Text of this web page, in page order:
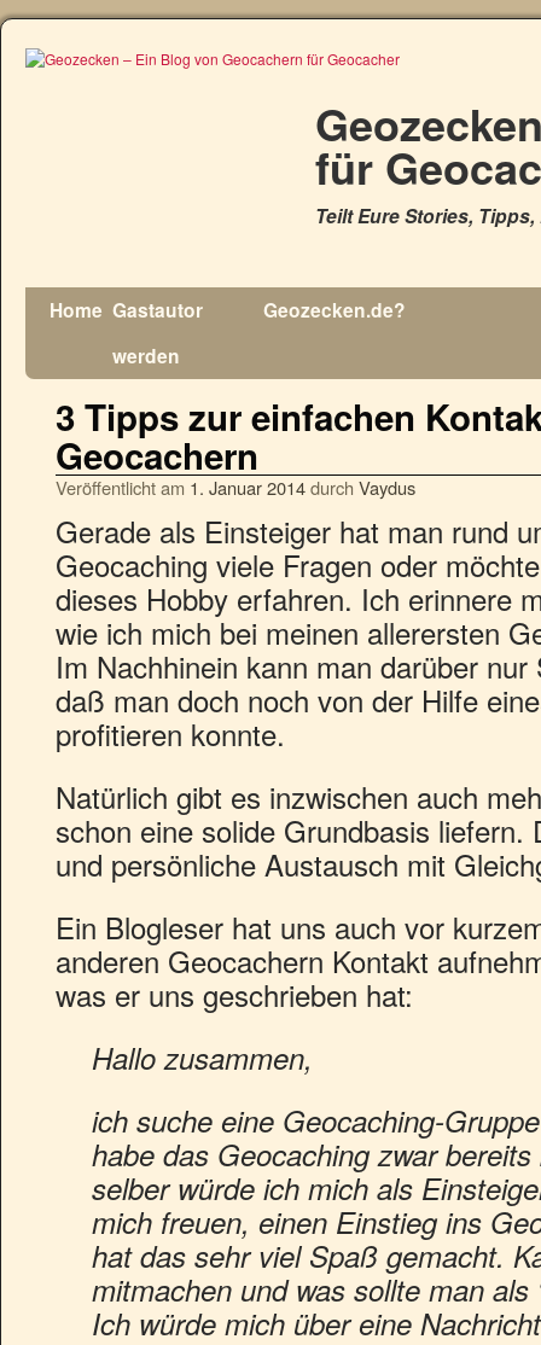
für
Teilt Eure Stories,
Home Gastautor
werden
Geozecken.de?
3 Tipps zur einfachen
Geocachern
Veröffentlicht am 1. Januar 2014durch Vaydus
Gerade als Einsteiger hat man rund
Geocaching viele Fragen oder
dieses Hobby erfahren. Ich erinnere
wie ich mich bei meinen allerersten
Im Nachhinein kann man darüber
daß man doch noch von der Hilfe
profitieren konnte.
Natürlich gibt es inzwischen auch
schon eine solide Grundbasis liefern.
und persönliche Austausch mit
Ein Blogleser hat uns auch vor
anderen Geocachern Kontakt
was er uns geschrieben hat:
Hallo zusammen,
ich suche eine Geocaching-
habe das Geocaching zwar
selber würde ich mich als
mich freuen, einen Einstieg ins
hat das sehr viel Spaß gemacht.
mitmachen und was sollte man als
Ich würde mich über eine